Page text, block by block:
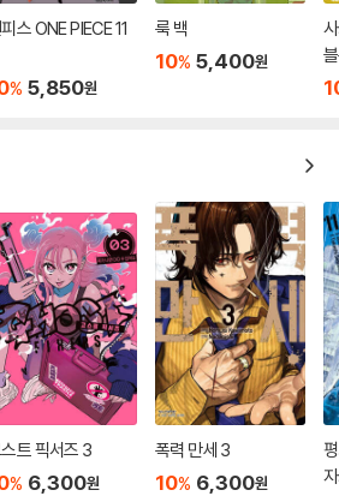
스 ONE PIECE 11
% 5,850원
룩 백
10% 5,400원
트 픽서즈 3
% 6,300원
폭력 만세 3
10% 6,300원